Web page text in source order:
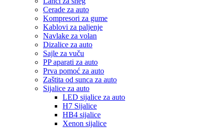
Cerade za auto
Kompresori za gume
Kablovi za paljenje
Navlake za volan
Dizalice za auto
Sajle za vuču
PP aparati za auto
Prva pomoć za auto
Zaštita od sunca za auto
Sijalice za auto
LED sijalice za auto
H7 Sijalice
HB4 sijalice
Xenon sijalice